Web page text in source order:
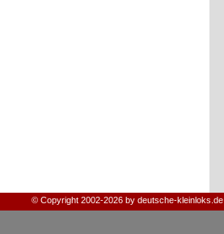
© Copyright 2002-2026 by deutsche-kleinloks.de